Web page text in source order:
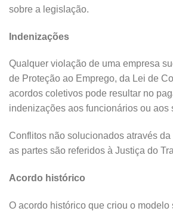
sobre a legislação.
Indenizações
Qualquer violação de uma empresa
de Proteção ao Emprego, da Lei de
acordos coletivos pode resultar no
indenizações aos funcionários ou aos
Conflitos não solucionados através
as partes são referidos à Justiça do
Acordo histórico
O acordo histórico que criou o modelo